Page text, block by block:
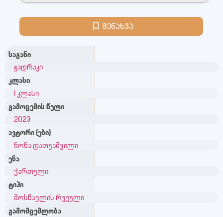
შენახვა
საგანი
ჭადრაკი
კლასი
I კლასი
გამოცემის წელი
2023
ავტორი (ები)
ნონა დათუაშვილი
ენა
ქართული
ტიპი
მოსწავლის რვეული
გამომცემლობა